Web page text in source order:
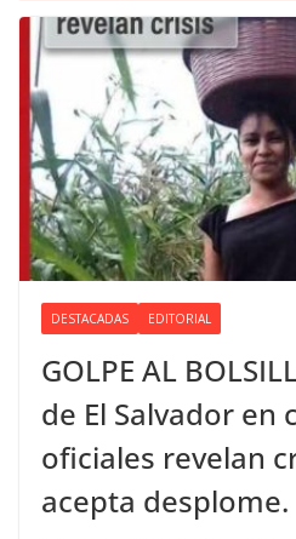
DESTACADAS EDITORIAL
GOLPE AL
de El Salvador en
oficiales revelan
acepta desplome.